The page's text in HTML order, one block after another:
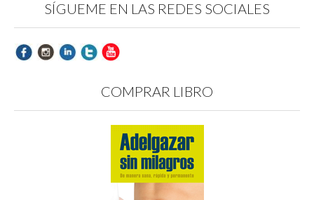
SÍGUEME EN LAS REDES SOCIALES
COMPRAR LIBRO